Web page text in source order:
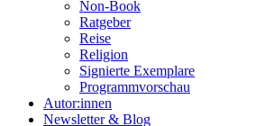
Non-Book
Ratgeber
Reise
Religion
Signierte Exemplare
Programmvorschau
Autor:innen
Newsletter & Blog